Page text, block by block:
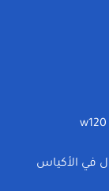
في الأكياس